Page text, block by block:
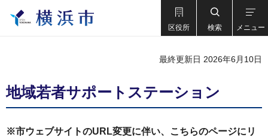
区役所 検索 メニュー
最終更新日 2026年6月10日
地域若者サポートステーション
※市ウェブサイトのURL変更に伴い、こちらのページにリ